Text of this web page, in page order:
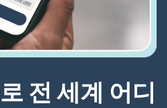
전 세계 어디